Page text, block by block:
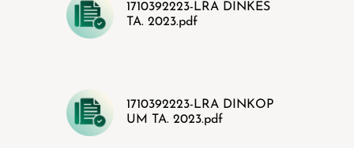
1710392223-LRA DINKES
TA. 2023.pdf
1710392223-LRA DINKOP
UM TA. 2023.pdf